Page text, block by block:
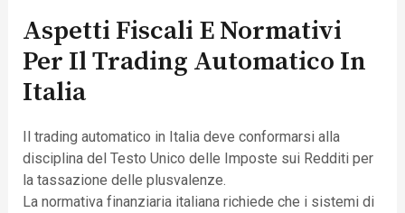
Aspetti Fiscali E Normativi
Per Il Trading Automatico In
Italia
Il trading automatico in Italia deve conformarsi alla
disciplina del Testo Unico delle Imposte sui Redditi per
la tassazione delle plusvalenze.
La normativa finanziaria italiana richiede che i sistemi di